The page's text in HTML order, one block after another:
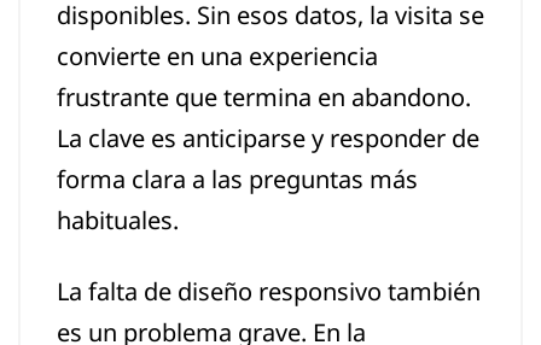
disponibles. Sin esos datos, la visita se
convierte en una experiencia
frustrante que termina en abandono.
La clave es anticiparse y responder de
forma clara a las preguntas más
habituales.
La falta de diseño responsivo también
es un problema grave. En la